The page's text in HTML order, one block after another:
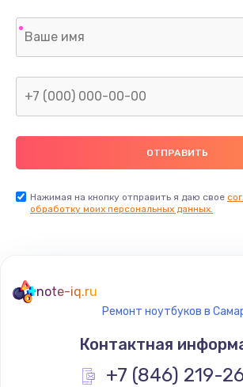
Нажимая на кнопку отправить я даю свое
обработку моих персональных данных.
note-iq.ru
Ремонт ноутбуков в
Контактная
+7 (846) 219-